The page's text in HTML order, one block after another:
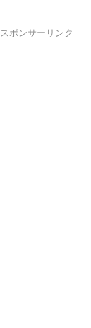
スポンサーリンク